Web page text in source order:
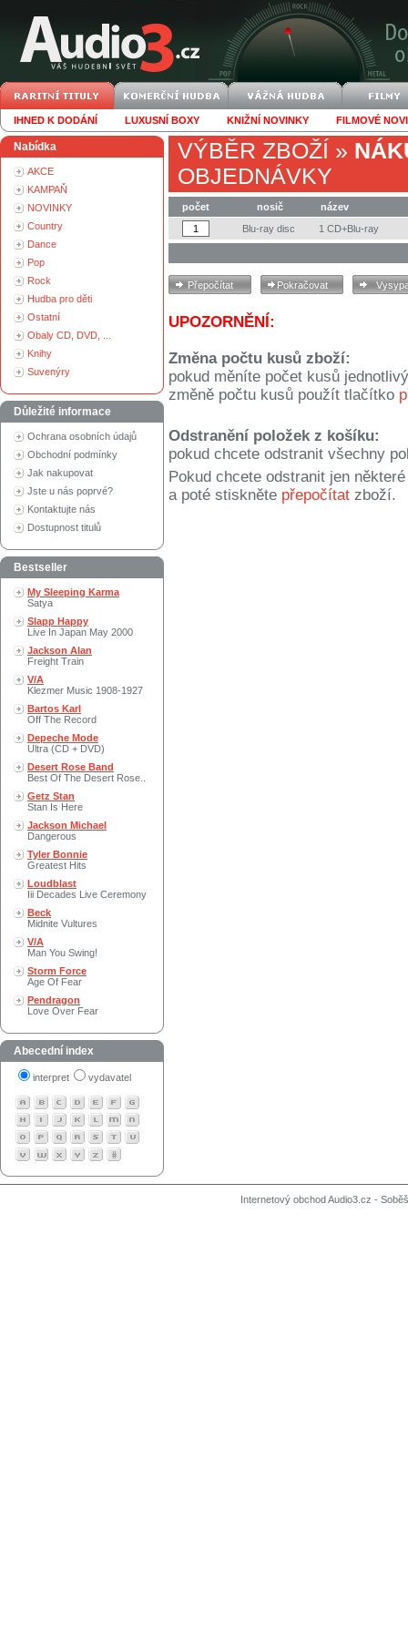
IHNED K DODÁNÍ LUXUSNÍ BOXY KNIŽNÍ NOVINKY FILMOVÉ
Nabídka
AKCE
KAMPAŇ
NOVINKY
Country
Dance
Pop
Rock
Hudba pro děti
Ostatní
Obaly CD, DVD, ...
Knihy
Suvenýry
Důležité informace
Ochrana osobních údajů
Obchodní podmínky
Jak nakupovat
Jste u nás poprvé?
Kontaktujte nás
Dostupnost titulů
Bestseller
My Sleeping Karma
Satya
Slapp Happy
Live In Japan May 2000
Jackson Alan
Freight Train
V/A
Klezmer Music 1908-1927
Bartos Karl
Off The Record
Depeche Mode
Ultra (CD + DVD)
Desert Rose Band
Best Of The Desert Rose..
Getz Stan
Stan Is Here
Jackson Michael
Dangerous
Tyler Bonnie
Greatest Hits
Loudblast
Iii Decades Live Ceremony
Beck
Midnite Vultures
V/A
Man You Swing!
Storm Force
Age Of Fear
Pendragon
Love Over Fear
Abecední index
interpret vydavatel
VÝBĚR ZBOŽÍ »
OBJEDNÁVKY
počet nosič
název
Blu-ray disc
1 CD+Blu-ray
UPOZORNĚNÍ:
Změna počtu kusů zboží:
pokud měníte počet kusů
změně počtu kusů použít tlačítko
Odstranění položek z košíku:
pokud chcete odstranit všechny
Pokud chcete odstranit jen
a poté stiskněte přepočítat zboží.
Internetový obchod Audio3.cz -